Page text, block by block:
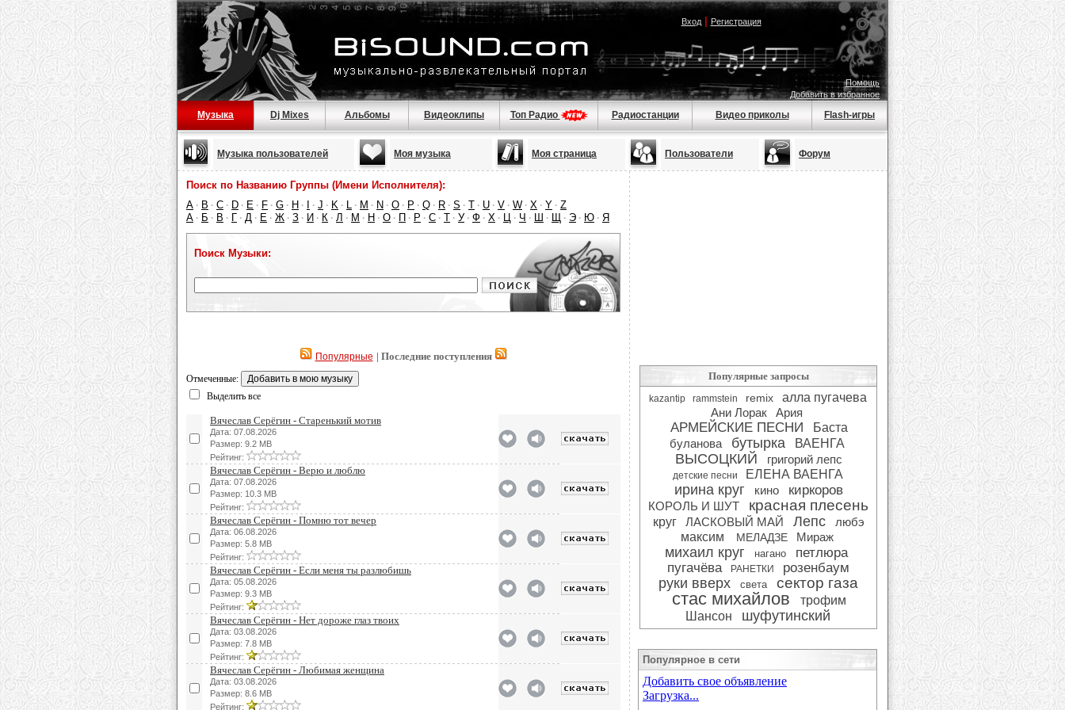
Вход| Регистрация
Помощь
Добавить в избранное
Музыка Dj Mixes Альбомы Видеоклипы Топ Радио Радиостанции Видео приколы Flash-игры
Музыка пользователей Моя музыка Моя страница Пользователи Форум
Поиск по Названию Группы (Имени Исполнителя):
A · B · C · D · E · F · G · H · · J · K · L · M · N · O · P · Q · R · S · T · U · V · W · X · Y · Z
А · Б · В · Г · Д · Е · Ж · З · И · К · Л · М · Н · О · П · Р · С · Т · У · Ф · Х · Ц · Ч · Ш · Щ · Э · Ю · Я
Поиск Музыки:
Популярные | Последние поступления
Отмеченные:
Выделить все
Вячеслав Серёгин - Старенький мотив
Дата: 07.08.2026
Размер: 9.2 MB
Рейтинг:
Вячеслав Серёгин - Верю и люблю
Дата: 07.08.2026
Размер: 10.3 MB
Рейтинг:
Вячеслав Серёгин - Помню тот вечер
Дата: 06.08.2026
Размер: 5.8 MB
Рейтинг:
Вячеслав Серёгин - Если меня ты разлюбишь
Дата: 05.08.2026
Размер: 9.3 MB
Рейтинг:
Вячеслав Серёгин - Нет дороже глаз твоих
Дата: 03.08.2026
Размер: 7.8 MB
Рейтинг:
Вячеслав Серёгин - Любимая женщина
Дата: 03.08.2026
Размер: 8.6 MB
Рейтинг:
Популярные запросы
kazantip rammstein remix
алла пугачева
Ани Лорак
Ария
АРМЕЙСКИЕ ПЕСНИ
Баста
буланова
бутырка ВАЕНГА
ВЫСОЦКИЙ григорий лепс
детские песни ЕЛЕНА ВАЕНГА
ирина круг кино киркоров
КОРОЛЬ И ШУТ красная плесень
круг ЛАСКОВЫЙ МАЙ Лепс
любэ
максим
МЕЛАДЗЕ Мираж
михаил круг нагано
петлюра
пугачёва
РАНЕТКИ розенбаум
руки вверх света сектор газа
стас михайлов
трофим
Шансон
шуфутинский
Популярное в сети